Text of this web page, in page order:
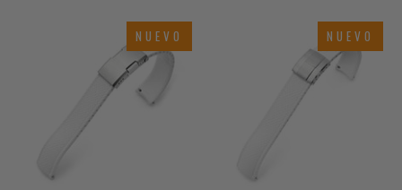
NUEVO NUEVO